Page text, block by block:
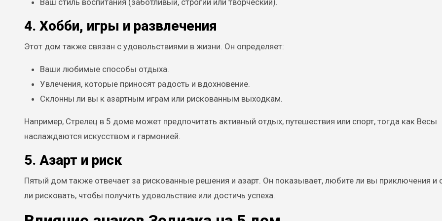
Ваш стиль воспитания (заботливый, строгий или творческий).
4. Хобби, игры и развлечения
Этот дом также связан с удовольствиями в жизни. Он определяет:
Ваши любимые способы отдыха.
Увлечения, которые приносят радость и вдохновение.
Склонны ли вы к азартным играм или рискованным выходкам.
Например, Стрелец в 5 доме может предпочитать активный отдых, путешествия или спорт, тогда как Весы
наслаждаются искусством и гармонией.
5. Азарт и риск
Пятый дом также отвечает за рискованные решения и азарт. Он показывает, любите ли вы приключения и
ли рисковать, чтобы получить удовольствие или достичь успеха.